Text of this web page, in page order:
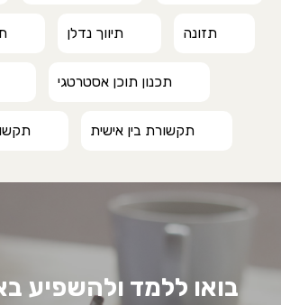
תזונה תיווך נדלן
תכנון תוכן אסטרטגי
תקשורת בין אישית
בואו ללמד ולהשפיע